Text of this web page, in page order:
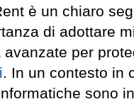
è un chiaro
di adottare
per
. In un contesto in
sono